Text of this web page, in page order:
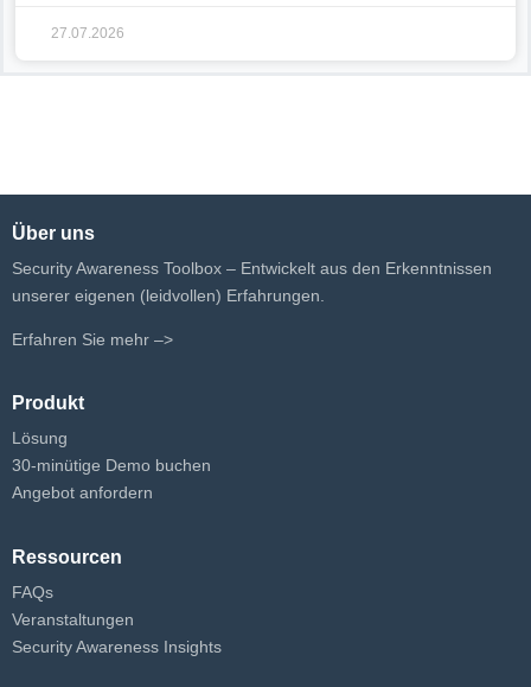
27.07.2026
Über uns
Security Awareness Toolbox – Entwickelt aus den Erkenntnissen
unserer eigenen (leidvollen) Erfahrungen.
Erfahren Sie mehr –>
Produkt
Lösung
30-minütige Demo buchen
Angebot anfordern
Ressourcen
FAQs
Veranstaltungen
Security Awareness Insights